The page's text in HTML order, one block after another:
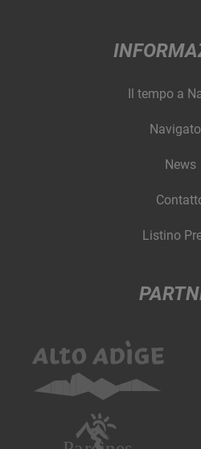
Il tempo a
News
Listino